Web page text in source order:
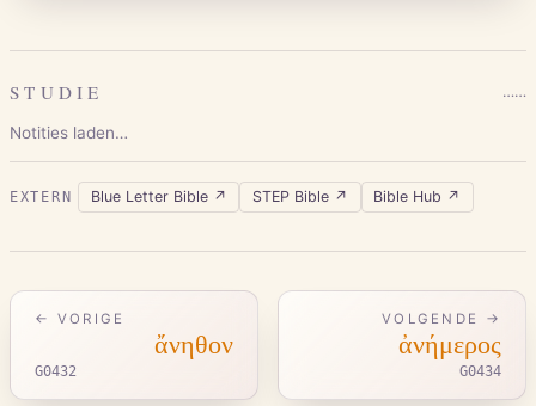
STUDIE ……
Notities laden…
EXTERN Blue Letter Bible↗ STEP Bible↗ Bible Hub ↗
← VORIGE
ἄνηθον
G0432
VOLGENDE →
ἀνήμερος
G0434